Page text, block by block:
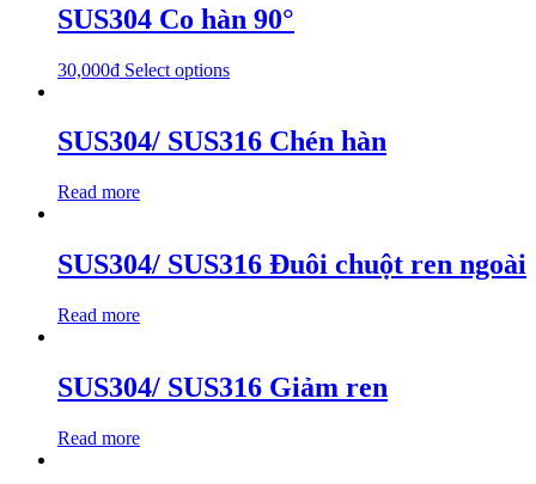
SUS304 Co hàn 90°
30,000₫ Select options
SUS304/ SUS316 Chén hàn
Read more
SUS304/ SUS316 Đuôi chuột ren ngoài
Read more
SUS304/ SUS316 Giảm ren
Read more